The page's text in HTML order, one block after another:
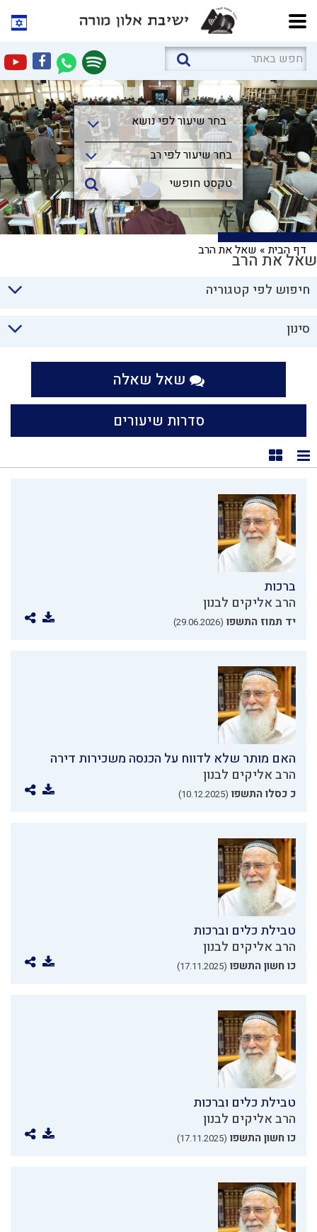
בחר שיעור לפי נושא
בחר שיעור לפי נושא
בחר שיעור לפי רב
דף הבית» שאל את הרבשאל את הרב
חיפוש לפי קטגוריה
סינון
שאל שאלה
סדרות שיעורים
תצוגת רשימה
תצוגת קוביות
ברכות
הרב אליקים לבנון
יד תמוז התשפו (29.06.2026)
האם מותר שלא לדווח על הכנסה משכירות דירה
הרב אליקים לבנון
כ כסלו התשפו (10.12.2025)
טבילת כלים וברכות
הרב אליקים לבנון
כו חשון התשפו (17.11.2025)
טבילת כלים וברכות
הרב אליקים לבנון
כו חשון התשפו (17.11.2025)